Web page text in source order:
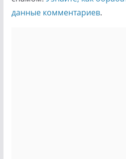
данные комментариев.